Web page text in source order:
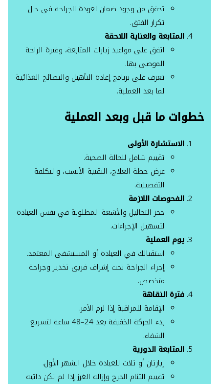
تحقق من وجود ضمان لعودة الجراحة في حال
تكرار الفتق.
المتابعة والعناية اللاحقة
اتفق على مواعيد زيارات المتابعة، وفترة الراحة
الموصى بها.
تعرف على برنامج إعادة التأهيل والنصائح الغذائية
لما بعد العملية.
خطوات ما قبل وبعد العملية
الاستشارة الأولى
تقييم شامل للحالة الصحية.
عرض خطة العلاج، التقنية الأنسب، والتكلفة
التفصيلية.
الفحوصات اللازمة
حجز التحاليل والأشعة المطلوبة في نفس العيادة
لتسهيل الإجراءات.
يوم العملية
استقبالك في العيادة أو المستشفى المعتمد.
إجراء الجراحة تحت إشراف فريق تخدير وجراحة
متخصص.
فترة النقاهة
الإقامة للمراقبة إذا لزم الأمر.
بدء الحركة الخفيفة بعد 24–48 ساعة لتسريع
الشفاء.
المتابعة الدورية
زيارتان أو ثلاث للعيادة خلال الشهر الأول.
تقييم التئام الجرح وإزالة الغرز إذا لم تكن ذاتية